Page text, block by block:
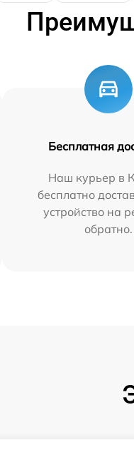
Бесплатная
Наш курьер в
бесплатно
устройство на
обратно.